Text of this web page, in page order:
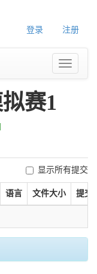
登录 注册
赛1
显示所有提交
语言 文件大小 提交